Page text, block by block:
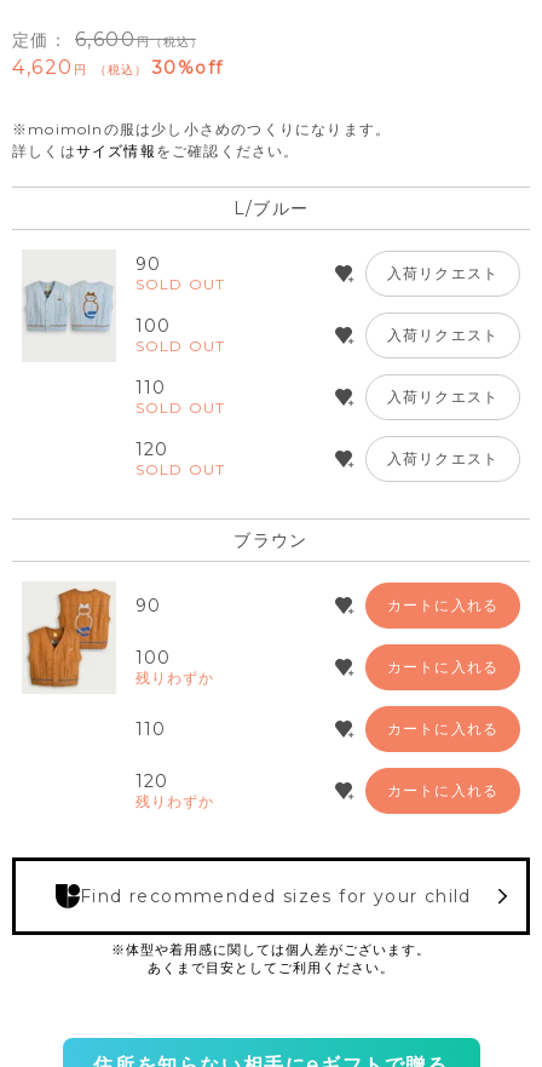
定価： 6,600 （税込）
4,620 税込 30%off
※moimolnの服は少し小さめのつくりになります。
詳しくはサイズ情報 をご確認ください。
L/ブルー
90
SOLD OUT
入荷リクエスト
100
SOLD OUT
入荷リクエスト
110
SOLD OUT
入荷リクエスト
120
SOLD OUT
入荷リクエスト
ブラウン
90 カートに入れる
100
残りわずか
カートに入れる
110 カートに入れる
120
残りわずか
カートに入れる
Find recommended sizes for your child